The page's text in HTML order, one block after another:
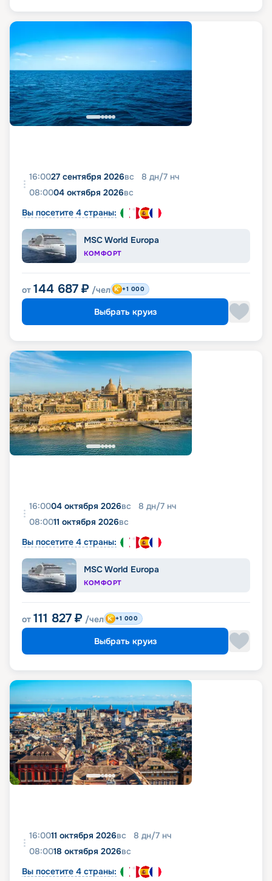
16:0027 сентября 2026вс 8 дн/7 нч
08:0004 октября 2026вс
Вы посетите 4 страны:
MSC World Europa
КОМФОРТ
от 144 687 ₽ /чел +1 000
Выбрать круиз
16:0004 октября 2026вс 8 дн/7 нч
08:0011 октября 2026вс
Вы посетите 4 страны:
MSC World Europa
КОМФОРТ
от 111 827 ₽ /чел +1 000
Выбрать круиз
16:0011 октября 2026вс 8 дн/7 нч
08:0018 октября 2026вс
Вы посетите 4 страны: